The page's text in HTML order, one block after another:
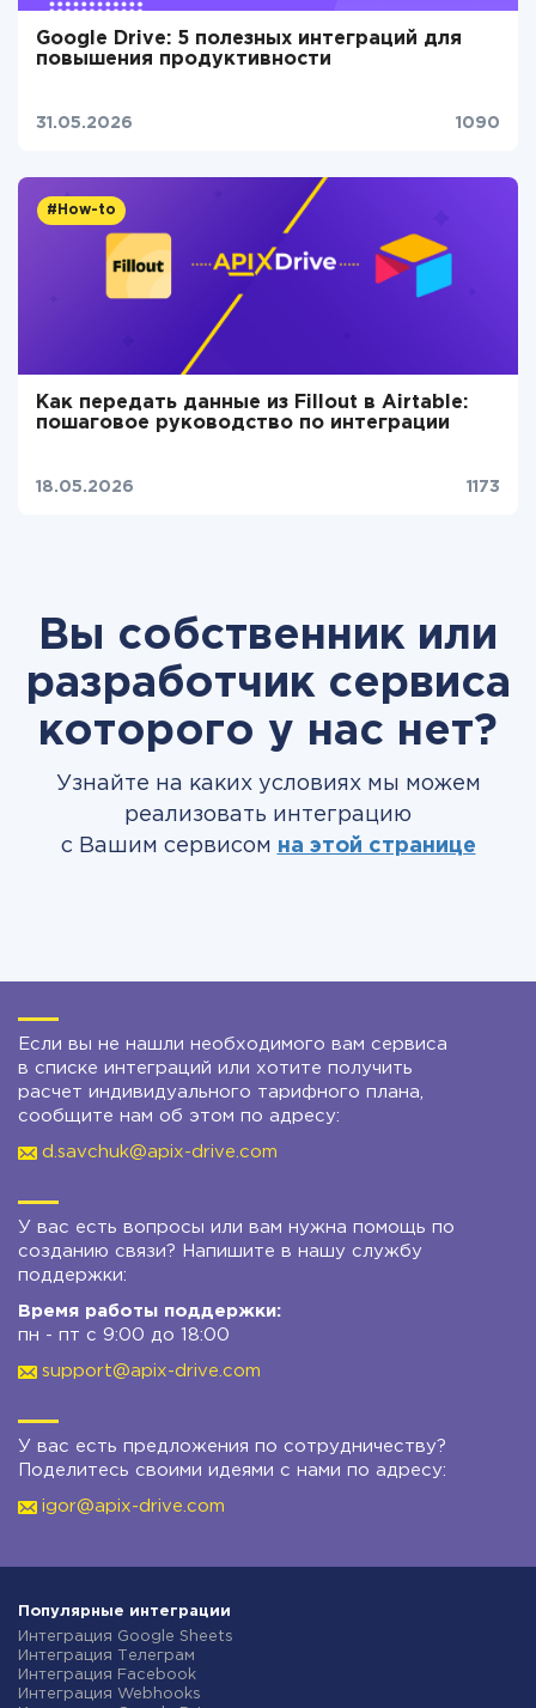
Google Drive: 5 полезных интеграций для
повышения продуктивности
31.05.2026 1090
#How-to
Как передать данные из Fillout в Airtable:
пошаговое руководство по интеграции
18.05.2026 1173
Вы собственник или
разработчик сервиса
которого у нас нет?
Узнайте на каких условиях мы можем
реализовать интеграцию
с Вашим сервисом на этой странице
Если вы не нашли необходимого вам сервиса
в списке интеграций или хотите получить
расчет индивидуального тарифного плана,
сообщите нам об этом по адресу:
d.savchuk@apix-drive.com
У вас есть вопросы или вам нужна помощь по
созданию связи? Напишите в нашу службу
поддержки:
Время работы поддержки:
пн - пт с 9:00 до 18:00
support@apix-drive.com
У вас есть предложения по сотрудничеству?
Поделитесь своими идеями с нами по адресу:
igor@apix-drive.com
Популярные интеграции
Интеграция Google Sheets
Интеграция Телеграм
Интеграция Facebook
Интеграция Webhooks